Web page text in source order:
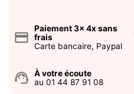
credit_card
Paiement 3x 4x sans
frais
Carte bancaire, Paypal
support_agent
À votre écoute
au 01 44 87 91 08